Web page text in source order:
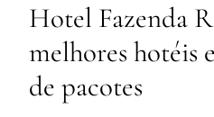
Hotel Fazenda
melhores hotéis
de pacotes